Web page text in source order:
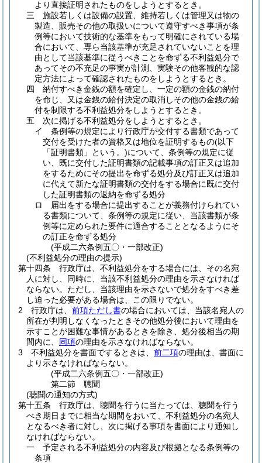
より直接証明されたものをしようとするとき。
三
施設若しくは設備の設置、維持若しくは管理又は物の
製造、販売その他の取扱いについて遵守すべき事項が条
例等において技術的な基準をもって明確にされている場
合において、専ら当該基準が充足されていないことを理
由として当該基準に従うべきことを命ずる不利益処分で
あってその不充足の事実が計測、実験その他客観的な認
定方法によって確認されたものをしようとするとき。
四
納付すべき金銭の額を確定し、一定の額の金銭の納付
を命じ、又は金銭の給付決定の取消しその他の金銭の給
付を制限する不利益処分をしようとするとき。
五
次に掲げる不利益処分をしようとするとき。
イ
条例等の規定により行政庁が交付する書類であって
交付を受けた者の資格又は地位を証明するもの(以下
「証明書類」という。)について、条例等の規定に従
い、既に交付した証明書類の記載事項の訂正又は追加
をするためにその提出を命ずる処分及び訂正又は追加
に代えて新たな証明書類の交付をする場合に既に交付
した証明書類の返納を命ずる処分
ロ
届出をする場合に提出することが義務付けられてい
る書類について、条例等の規定に従い、当該書類が条
例等に定められた要件に適合することとなるようにそ
の訂正を命ずる処分
(平成二六条例五〇・一部改正)
(不利益処分の理由の提示)
第十四条
行政庁は、不利益処分をする場合には、その名宛
人に対し、同時に、当該不利益処分の理由を示さなければ
ならない。 ただし、当該理由を示さないで処分をすべき差
し迫った必要がある場合は、この限りでない。
2
行政庁は、 前項ただし書の場合においては、当該名宛人の
所在が判明しなくなったときその他処分後において理由を
示すことが困難な事情があるときを除き、処分後相当の期
間内に、 同項の理由を示さなければならない。
3
不利益処分を書面でするときは、 前二項の理由は、書面に
より示さなければならない。
(平成二六条例五〇・一部改正)
第二節
聴聞
(聴聞の通知の方式)
第十五条
行政庁は、聴聞を行うに当たっては、聴聞を行う
べき期日までに相当な期間をおいて、不利益処分の名宛人
となるべき者に対し、次に掲げる事項を書面により通知し
なければならない。
一
予定される不利益処分の内容及び根拠となる条例等の
条項